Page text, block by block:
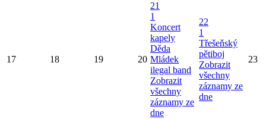
17 18 19 20
21
1
Koncert
kapely
Děda
Mládek
ilegal band
Zobrazit
všechny
záznamy ze
dne
22
1
Třešeňský
pětiboj
Zobrazit
všechny
záznamy ze
dne
23